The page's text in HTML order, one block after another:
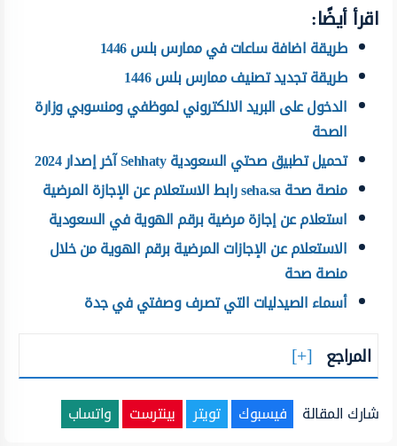
اقرأ أيضًا:
طريقة اضافة ساعات في ممارس بلس 1446
طريقة تجديد تصنيف ممارس بلس 1446
الدخول على البريد الالكتروني لموظفي ومنسوبي وزارة
الصحة
تحميل تطبيق صحتي السعودية Sehhaty آخر إصدار 2024
منصة صحة seha.sa رابط الاستعلام عن الإجازة المرضية
استعلام عن إجازة مرضية برقم الهوية في السعودية
الاستعلام عن الإجازات المرضية برقم الهوية من خلال
منصة صحة
أسماء الصيدليات التي تصرف وصفتي في جدة
المراجع
شارك المقالة فيسبوك تويتر بينترست واتساب